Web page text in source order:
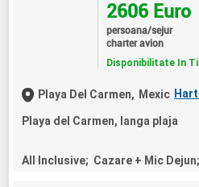
2606 Euro
persoana/sejur
charter avion
Disponibilitate In
Playa Del Carmen, Mexic
Playa del Carmen, langa plaja
All Inclusive; Cazare + Mic